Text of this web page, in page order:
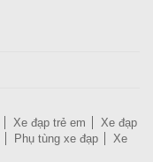
Xe đạp trẻ em
Xe đạp
Phụ tùng xe đạp
Xe